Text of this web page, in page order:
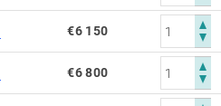
€6 150
€6 800